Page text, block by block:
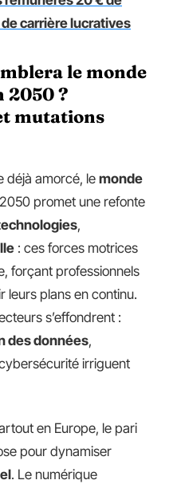
carrière lucratives
le monde
2050 ?
mutations
déjà amorcé, le monde
2050 promet une refonte
,
: ces forces motrices
forçant professionnels
leurs plans en continu.
s’effondrent :
des données,
irriguent
en Europe, le pari
pour dynamiser
. Le numérique